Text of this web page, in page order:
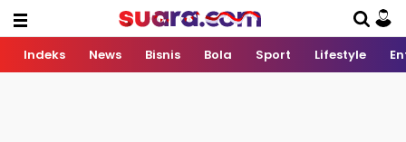
Indeks News Bisnis Bola Sport Lifestyle